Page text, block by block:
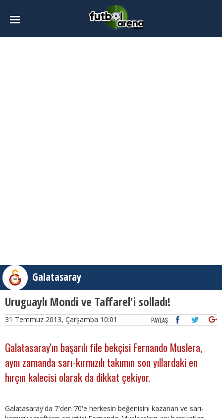
Galatasaray
Uruguaylı Mondi ve Taffarel'i solladı!
31 Temmuz 2013, Çarşamba 10:01 PAYLAŞ
Galatasaray'ın başarılı file bekçisi Fernando Muslera,
aynı zamanda sarı-kırmızılı takımın son yıllardaki en
hırçın kalecisi olarak da dikkat çekiyor.
Galatasaray'da 7'den 70'e herkesin beğenisini kazanan ve sarı-